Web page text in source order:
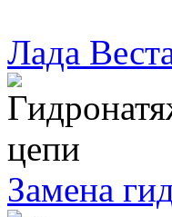
Лада
Замена